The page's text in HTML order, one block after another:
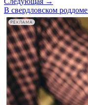
В свердловском
РЕКЛАМА